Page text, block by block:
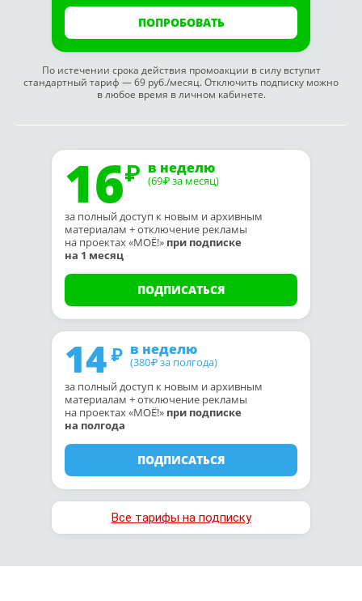
ПОПРОБОВАТЬ
По истечении срока действия промоакции в силу вступит
стандартный тариф — 69 руб./месяц. Отключить подписку можно
в любое время в личном кабинете.
16 в неделю
(69₽ за месяц)
за полный доступ к новым и архивным
материалам + отключение рекламы
на проектах «МОЁ!» при подписке
на 1 месяц
ПОДПИСАТЬСЯ
14 в неделю
(380₽ за полгода)
за полный доступ к новым и архивным
материалам + отключение рекламы
на проектах «МОЁ!» при подписке
на полгода
ПОДПИСАТЬСЯ
Все тарифы на подписку